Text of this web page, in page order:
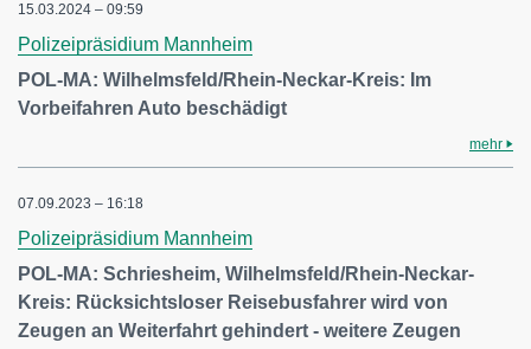
15.03.2024 – 09:59
Polizeipräsidium Mannheim
POL-MA: Wilhelmsfeld/Rhein-Neckar-Kreis: Im
Vorbeifahren Auto beschädigt
mehr
07.09.2023 – 16:18
Polizeipräsidium Mannheim
POL-MA: Schriesheim, Wilhelmsfeld/Rhein-Neckar-
Kreis: Rücksichtsloser Reisebusfahrer wird von
Zeugen an Weiterfahrt gehindert - weitere Zeugen